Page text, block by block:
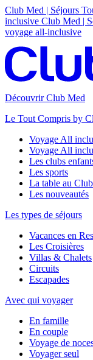
Club Med | Séjours
inclusive Club Med |
voyage all-inclusive
Découvrir Club Med
Le Tout Compris by
Voyage All
Voyage All
Les clubs
Les sports
La table au
Les nouveautés
Les types de séjours
Vacances en
Les Croisières
Villas & Chalets
Circuits
Escapades
Avec qui voyager
En famille
En couple
Voyage de
Voyager seul